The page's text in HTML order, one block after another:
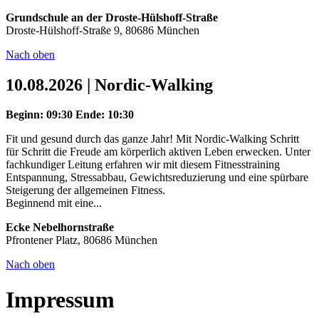
Grundschule an der Droste-Hülshoff-Straße
Droste-Hülshoff-Straße 9, 80686 München
Nach oben
10.08.2026 | Nordic-Walking
Beginn: 09:30 Ende: 10:30
Fit und gesund durch das ganze Jahr! Mit Nordic-Walking Schritt
für Schritt die Freude am körperlich aktiven Leben erwecken. Unter
fachkundiger Leitung erfahren wir mit diesem Fitnesstraining
Entspannung, Stressabbau, Gewichtsreduzierung und eine spürbare
Steigerung der allgemeinen Fitness.
Beginnend mit eine...
Ecke Nebelhornstraße
Pfrontener Platz, 80686 München
Nach oben
Impressum